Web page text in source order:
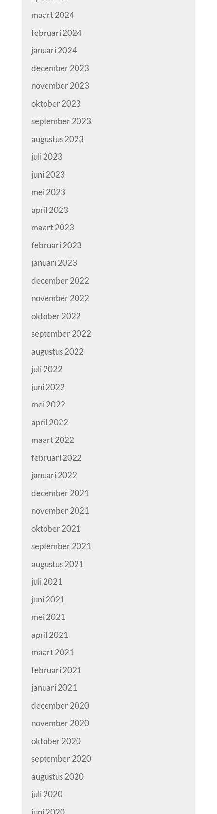
maart 2024
februari 2024
januari 2024
december 2023
november 2023
oktober 2023
september 2023
augustus 2023
juli 2023
juni 2023
mei 2023
april 2023
maart 2023
februari 2023
januari 2023
december 2022
november 2022
oktober 2022
september 2022
augustus 2022
juli 2022
juni 2022
mei 2022
april 2022
maart 2022
februari 2022
januari 2022
december 2021
november 2021
oktober 2021
september 2021
augustus 2021
juli 2021
juni 2021
mei 2021
april 2021
maart 2021
februari 2021
januari 2021
december 2020
november 2020
oktober 2020
september 2020
augustus 2020
juli 2020
juni 2020